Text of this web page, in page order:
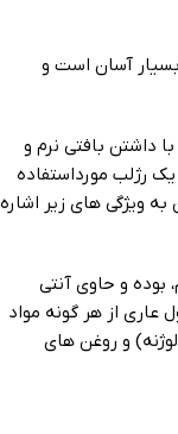
آسان است و
داشتن بافتی نرم و
رژلب مورداستفاده
ویژگی های زیر اشاره
بوده و حاوی آنتی
از هر گونه مواد
و روغن های